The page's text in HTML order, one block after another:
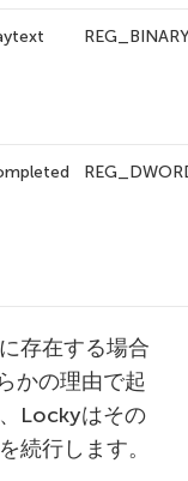
存在する場合
かの理由で起
Lockyはその
続行します。